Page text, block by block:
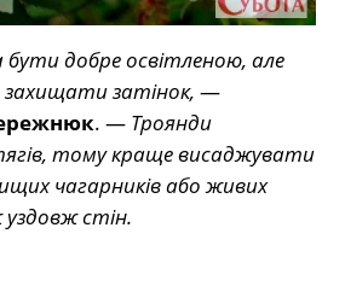
бути добре освітленою, але
захищати затінок, —
. — Троянди
тому краще висаджувати
чагарників або живих
стін.